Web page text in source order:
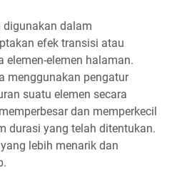
digunakan dalam
efek transisi atau
elemen-elemen halaman.
menggunakan pengatur
suatu elemen secara
dan memperkecil
durasi yang telah ditentukan.
lebih menarik dan